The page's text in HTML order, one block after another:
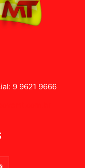
9 9621 9666